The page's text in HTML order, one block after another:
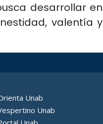
desarrollar en
valentía y